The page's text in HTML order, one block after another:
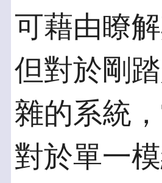
可藉由瞭
但對於剛
雜的系統
對於單一